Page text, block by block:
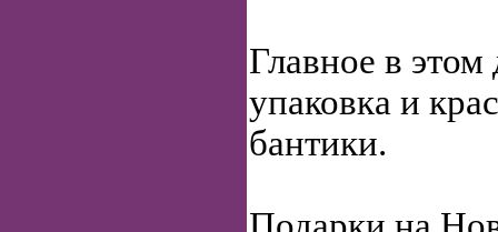
Главное в
упаковка и
бантики.